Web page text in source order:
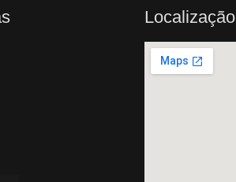
Localização